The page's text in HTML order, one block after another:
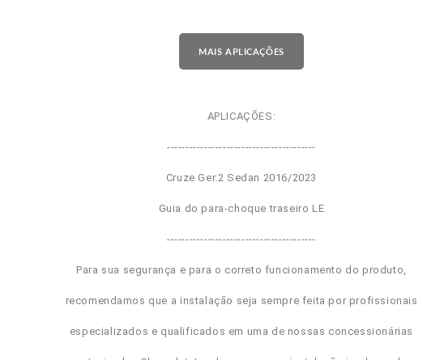
MAIS APLICAÇÕES
APLICAÇÕES:
----------------------------------------
Cruze Ger.2 Sedan 2016/2023
Guia do para-choque traseiro LE
----------------------------------------
Para sua segurança e para o correto funcionamento do produto,
recomendamos que a instalação seja sempre feita por profissionais
especializados e qualificados em uma de nossas concessionárias